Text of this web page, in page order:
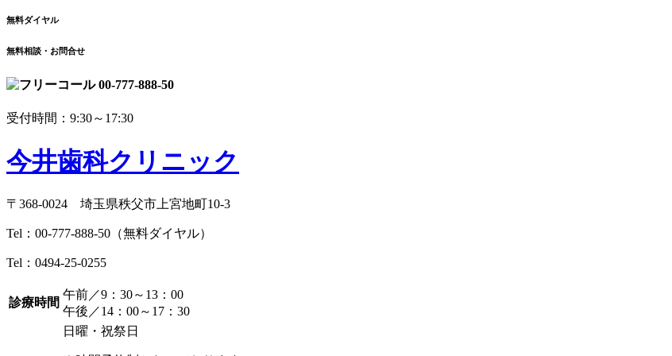
無料ダイヤル
無料相談・お問合せ
00-777-888-50
受付時間：9:30～17:30
今井歯科クリニック
〒368-0024 埼玉県秩父市上宮地町10-3
Tel： 00-777-888-50 （無料ダイヤル）
Tel： 0494-25-0255
診療時間
午前／9：30～13：00
午後／14：00～17：30
日曜・祝祭日